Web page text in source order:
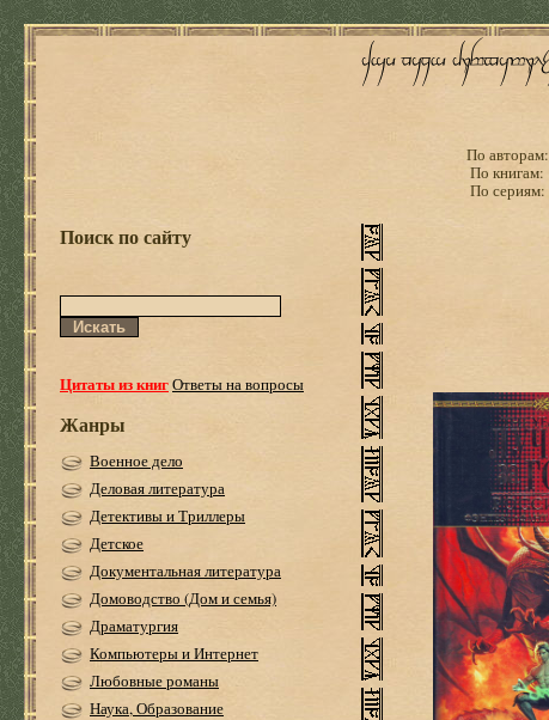
По авторам:
По книгам:
По сериям:
Поиск по сайту
Цитаты из книгОтветы на вопросы
Жанры
Военное дело
Деловая литература
Детективы и Триллеры
Детское
Документальная литература
Домоводство (Дом и семья)
Драматургия
Компьютеры и Интернет
Любовные романы
Наука, Образование